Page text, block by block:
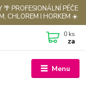
PROFESIONÁLNÍ PÉČE
CHLOREM I HORKEM ☀️
Menu
0 ks
za